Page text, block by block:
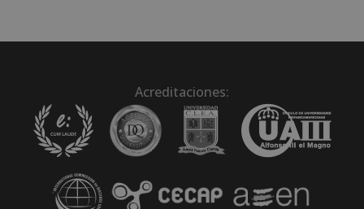
Acreditaciones: